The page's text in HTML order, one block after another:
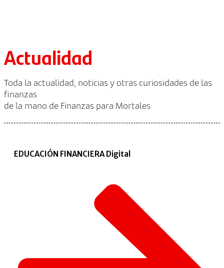
Actualidad
Toda la actualidad, noticias y otras curiosidades de las
finanzas
de la mano de Finanzas para Mortales
EDUCACIÓN FINANCIERA Digital